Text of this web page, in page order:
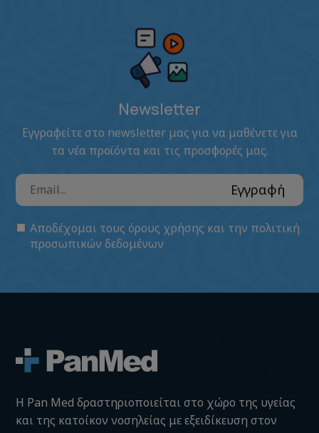
Newsletter
Εγγραφείτε στο newsletter μας για να μαθένετε για
τα νέα προϊόντα και τις προσφορές μας.
Εγγραφή
Αποδέχομαι τουςόρους χρήσης και την πολιτική
προσωπικών δεδομένων
H Pan Med δραστηριοποιείται στο χώρο της υγείας
και της κατοίκον νοσηλείας με εξειδίκευση στον